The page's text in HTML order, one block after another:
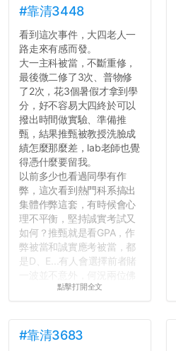
績無法體現你們的努力，但
往後你們正直的態度一定會
讓你們在社會上適應得更
好。最後，那些作弊的同
學，你們要瞭解到作弊對你
們而言是沒有任何好處的，
大學是你們唯一可以勇敢認
錯但不需要付出太大代價的
地方，你們在這時候如果不
會學會...
#靠清3448
看到這次事件，大四老人一
路走來有感而發。
大一主科被當，不斷重修，
最後微二修了3次、普物修
了2次，花3個暑假才拿到學
分，好不容易大四終於可以
撥出時間做實驗、準備推
甄，結果推甄被教授洗臉成
績怎麼那麼差，lab老師也覺
得憑什麼要留我。
以前多少也看過同學有作
弊，這次看到熱門科系搞出
集體作弊這套，有時候會心
理不平衡，堅持誠實考試又
如何？推甄就是看GPA，作
弊被當和誠實應考被當，都
是D、E...有人會選擇前者賭
心教授看起來要輕輕放下
長作弊的風氣。
點擊打開全文
#靠清3683